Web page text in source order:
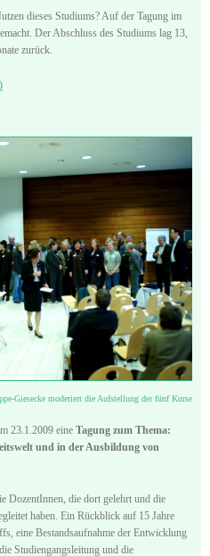
dieses Studiums? Auf der Tagung im
Der Abschluss des Studiums lag 13,
zurück.
Giesecke moderiert die Aufstellung der fünf Kurse
23.1.2009 eine Tagung zum Thema:
und in der Ausbildung von
DozentInnen, die dort gelehrt und die
haben. Ein Rückblick auf 15 Jahre
eine Bestandsaufnahme der Entwicklung
Studiengangsleitung und die